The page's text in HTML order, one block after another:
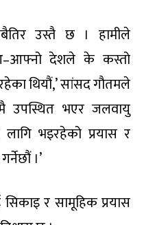
उस्तै छ । हामीले
देशले के कस्तो
थियौं,’ सांसद गौतमले
उपस्थित भएर जलवायु
भइरहेको प्रयास र
।’
र सामूहिक प्रयास